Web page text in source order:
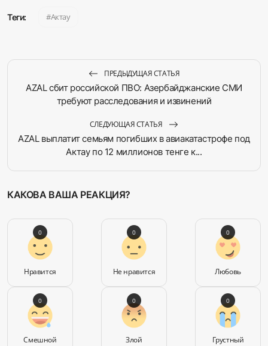
Теги: Актау
ПРЕДЫДУЩАЯ СТАТЬЯ
AZAL сбит российской ПВО: Азербайджанские СМИ
требуют расследования и извинений
СЛЕДУЮЩАЯ СТАТЬЯ
AZAL выплатит семьям погибших в авиакатастрофе под
Актау по 12 миллионов тенге к...
КАКОВА ВАША РЕАКЦИЯ?
Нравится
0
Не нравится
0
Любовь
0
Смешной
0
Злой
0
Грустный
0